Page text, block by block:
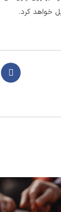
خواهد کرد.